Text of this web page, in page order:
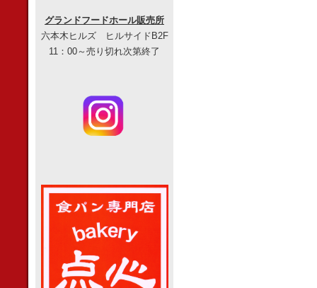
グランドフードホール販売所
六本木ヒルズ ヒルサイドB2F
11：00～売り切れ次第終了